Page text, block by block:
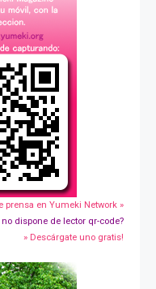
prensa en Yumeki Network »
dispone de lector qr-code?
» Descárgate uno gratis!